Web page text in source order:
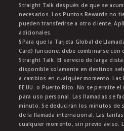
Straight Talk después de que se
necesarios. Los Puntos Rewards no
pueden transferirse a otro cliente.
adicionales.
§Para que la Tarjeta Global de
Card) funcione, debe combinarse con
Straight Talk. El servicio de larga
disponible solamente en destinos
a cambios en cualquier momento.
EE.UU. o Puerto Rico. No se permite
para uso personal. Las llamadas se
minuto. Se deducirán los minutos de
de la llamada internacional. Las
cualquier momento, sin previo aviso.